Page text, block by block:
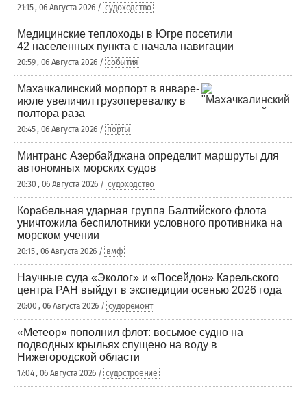
21:15 , 06 Августа 2026 / судоходство
Медицинские теплоходы в Югре посетили
42 населенных пункта с начала навигации
20:59 , 06 Августа 2026 / события
Махачкалинский морпорт в январе-
июле увеличил грузоперевалку в
полтора раза
20:45 , 06 Августа 2026 / порты
Минтранс Азербайджана определит маршруты для
автономных морских судов
20:30 , 06 Августа 2026 / судоходство
Корабельная ударная группа Балтийского флота
уничтожила беспилотники условного противника на
морском учении
20:15 , 06 Августа 2026 / вмф
Научные суда «Эколог» и «Посейдон» Карельского
центра РАН выйдут в экспедиции осенью 2026 года
20:00 , 06 Августа 2026 / судоремонт
«Метеор» пополнил флот: восьмое судно на
подводных крыльях спущено на воду в
Нижегородской области
17:04 , 06 Августа 2026 / судостроение